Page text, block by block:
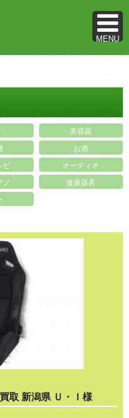
MENU
美容器
お酒
ビ
オーディオ
ノ
健康器具
取 新潟県 Ｕ・Ｉ様